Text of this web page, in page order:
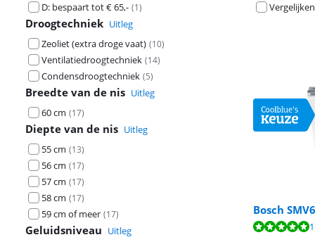
D: bespaart tot € 65,- (1)
Droogtechniek Uitleg
Zeoliet (extra droge vaat) (10)
Ventilatiedroogtechniek (14)
Condensdroogtechniek (5)
Breedte van de nis Uitleg
60 cm (17)
Diepte van de nis Uitleg
55 cm (13)
56 cm (17)
57 cm (17)
58 cm (17)
59 cm of meer (17)
Geluidsniveau Uitleg
Vergelijken
Bosch
Beoordeling is
Beoordeling is
Beoordeling is